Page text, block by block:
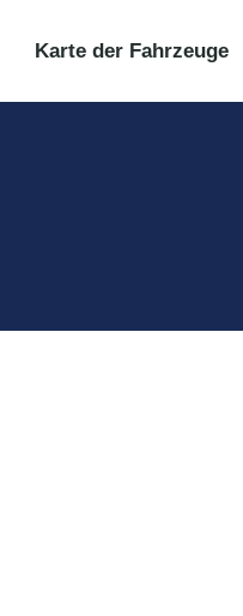
Karte der Fahrzeuge